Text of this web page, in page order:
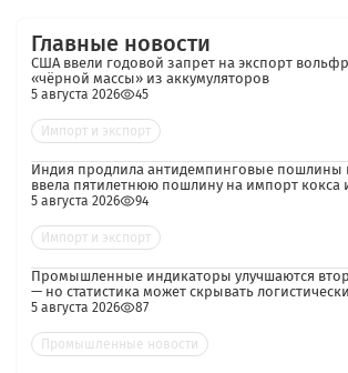
Главные новости
США ввели годовой запрет на экспорт
«чёрной массы» из аккумуляторов
5 августа 2026 45
Импорт и экспорт
Индия продлила антидемпинговые пошлины
ввела пятилетнюю пошлину на импорт кокса
5 августа 2026 94
Импорт и экспорт
Промышленные индикаторы улучшаются
— но статистика может скрывать
5 августа 2026 87
Промышленные новости